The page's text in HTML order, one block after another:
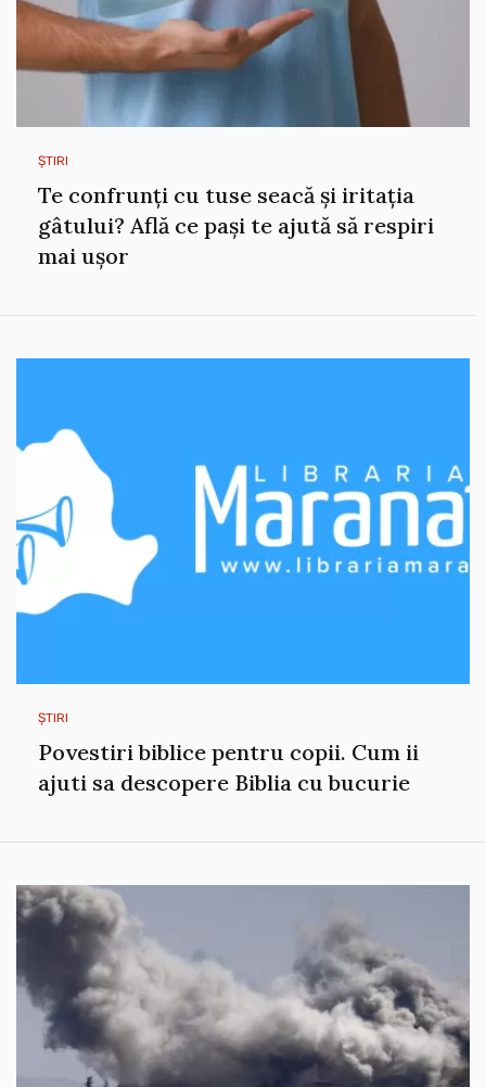
ȘTIRI
Te confrunți cu tuse seacă și iritația
gâtului? Află ce pași te ajută să respiri
mai ușor
ȘTIRI
Povestiri biblice pentru copii. Cum ii
ajuti sa descopere Biblia cu bucurie